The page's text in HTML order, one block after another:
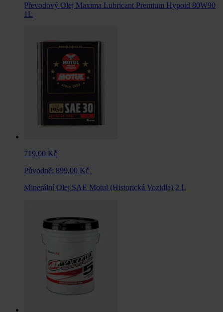
Převodový Olej Maxima Lubricant Premium Hypoid 80W90
1L
719,00 Kč
Původně: 899,00 Kč
Minerální Olej SAE Motul (Historická Vozidla) 2 L